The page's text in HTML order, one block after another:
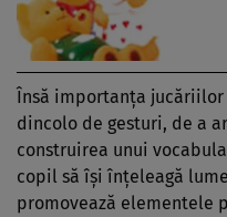
Însă importanţa
dincolo de gesturi, de a
construirea unui
copil să îşi înţeleagă
promovează elementele